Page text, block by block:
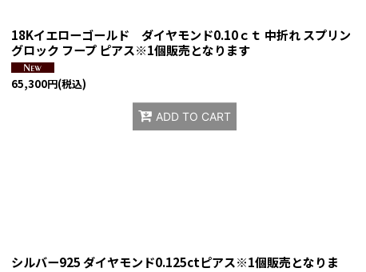
18Kイエローゴールド ダイヤモンド0.10ｃｔ 中折れ スプリン
グロック フープ ピアス※1個販売となります
65,300円(税込)
ADD TO CART
シルバー925 ダイヤモンド0.125ctピアス※1個販売となりま